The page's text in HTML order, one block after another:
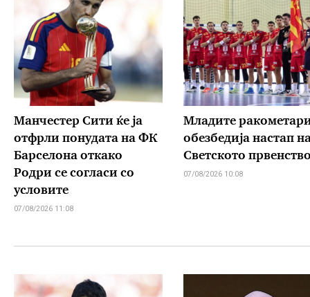
Манчестер Сити ќе ја
отфрли понудата на ФК
Барселона откако
Родри се согласи со
условите
07/08/2026 11:08
Младите
обезбедија настап
Светското првенство
07/08/2026 10:08